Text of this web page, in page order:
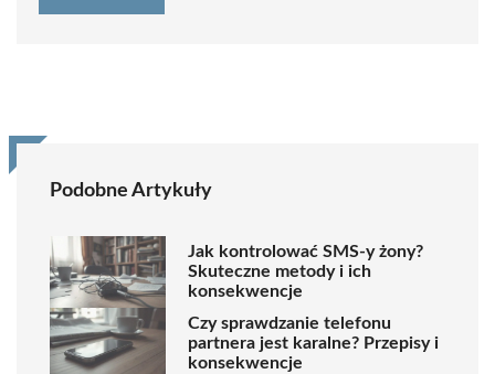
Podobne Artykuły
Jak kontrolować SMS-y żony?
Skuteczne metody i ich
konsekwencje
Czy sprawdzanie telefonu
partnera jest karalne? Przepisy i
konsekwencje